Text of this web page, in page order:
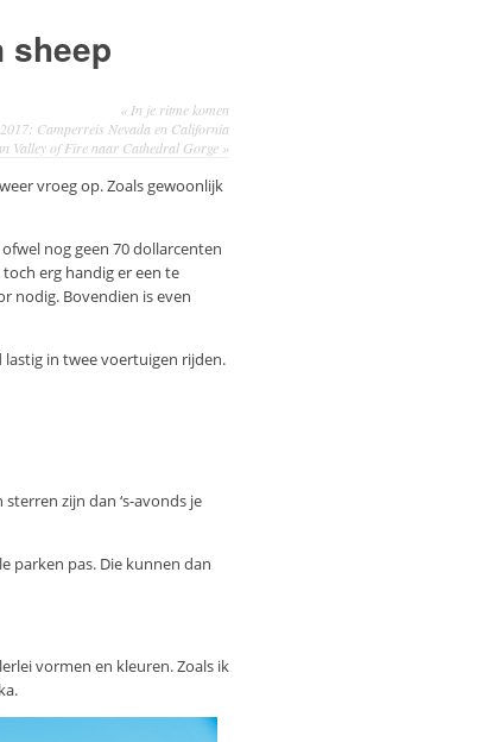
sheep
« In je ritme komen
2017: Camperreis Nevada en California
Valley of Fire naar Cathedral Gorge »
vroeg op. Zoals gewoonlijk
nog geen 70 dollarcenten
erg handig er een te
nodig. Bovendien is even
in twee voertuigen rijden.
zijn dan ‘s-avonds je
parken pas. Die kunnen dan
vormen en kleuren. Zoals ik